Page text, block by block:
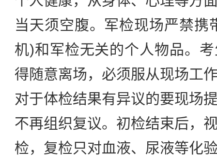
当天须空腹。军检现场严禁携
机)和军检无关的个人物品。
得随意离场，必须服从现场工
对于体检结果有异议的要现场
不再组织复议。初检结束后，
检，复检只对血液、尿液等化